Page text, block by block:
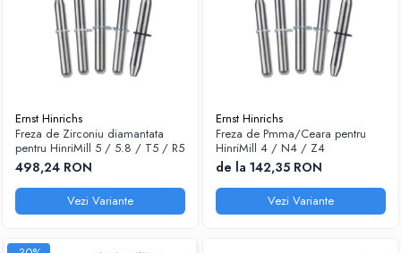
Ernst Hinrichs
Freza de Zirconiu diamantata
pentru HinriMill 5 / 5.8 / T5 / R5
498,24 RON
Vezi Variante
Ernst Hinrichs
Freza de Pmma/Ceara pentru
HinriMill 4 / N4 / Z4
de la 142,35 RON
Vezi Variante